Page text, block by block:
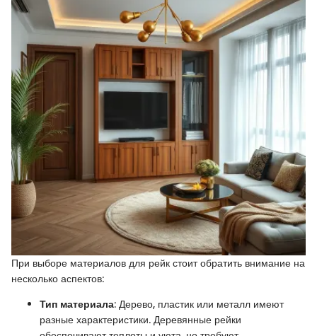
При выборе материалов для рейк стоит обратить внимание на
несколько аспектов:
Тип материала: Дерево, пластик или металл имеют
разные характеристики. Деревянные рейки